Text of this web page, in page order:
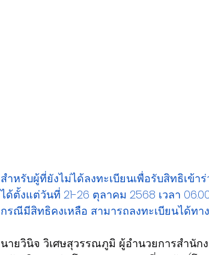
สำหรับผู้ที่ยังไม่ได้ลงทะเบียนเพื่อรับสิทธิเข้
ได้ตั้งแต่วันที่ 21-26 ตุลาคม 2568 เวลา
กรณีมีสิทธิคงเหลือ สามารถลงทะเบียนได้ทา
นายวินิจ วิเศษสุวรรณภูมิ ผู้อำนวยการสำนัก